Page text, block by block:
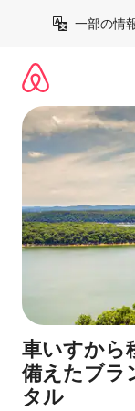
一部の情
車いすから
備えたブラ
タル